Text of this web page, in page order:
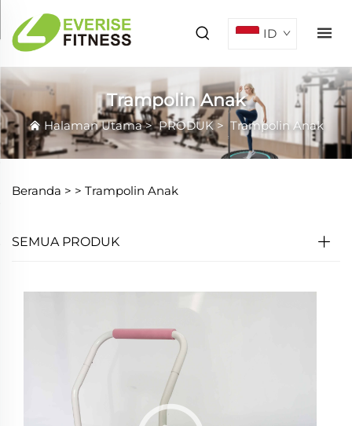
ID
Trampolin Anak
Halaman Utama>PRODUK> Trampolin Anak
Beranda > > Trampolin Anak
SEMUA PRODUK